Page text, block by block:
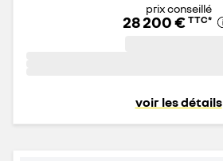
prix conseillé
28 200 € TTC*
voir les détails